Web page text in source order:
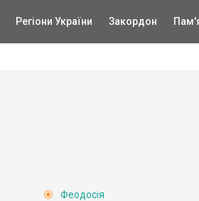
Регіони України Закордон
Феодосія